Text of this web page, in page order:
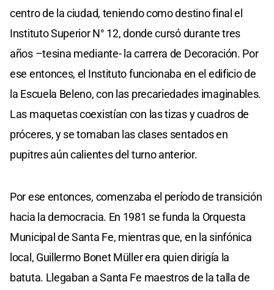
centro de la ciudad, teniendo como destino final el
Instituto Superior N° 12, donde cursó durante tres
años –tesina mediante- la carrera de Decoración. Por
ese entonces, el Instituto funcionaba en el edificio de
la Escuela Beleno, con las precariedades imaginables.
Las maquetas coexistían con las tizas y cuadros de
próceres, y se tomaban las clases sentados en
pupitres aún calientes del turno anterior.
Por ese entonces, comenzaba el período de transición
hacia la democracia. En 1981 se funda la Orquesta
Municipal de Santa Fe, mientras que, en la sinfónica
local, Guillermo Bonet Müller era quien dirigía la
batuta. Llegaban a Santa Fe maestros de la talla de